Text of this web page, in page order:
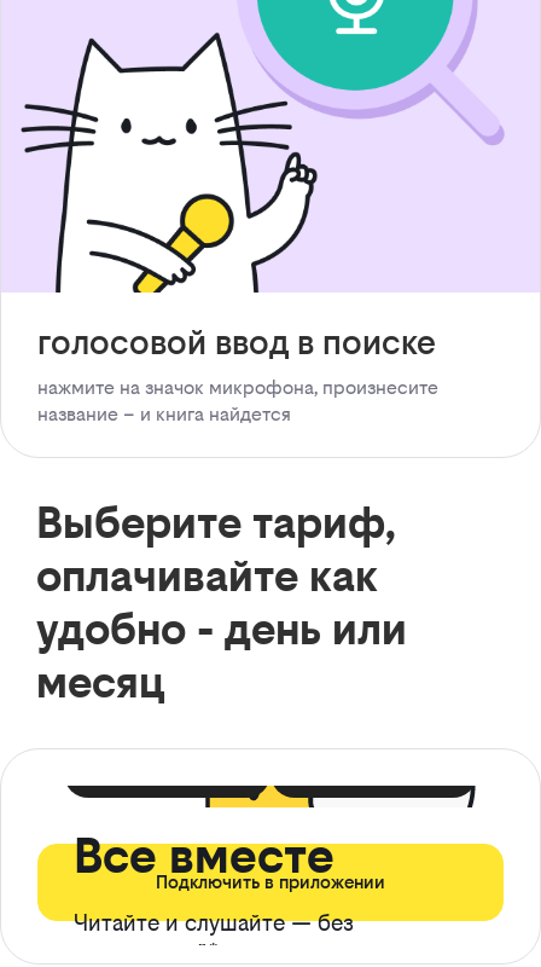
голосовой ввод в поиске
нажмите на значок микрофона, произнесите
название – и книга найдется
Выберите тариф,
оплачивайте как
удобно - день или
месяц
Все вместе
Читайте и слушайте — без
ограничений*
Подключить в приложении